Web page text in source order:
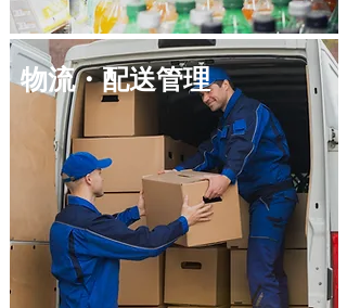
物流・配送管理